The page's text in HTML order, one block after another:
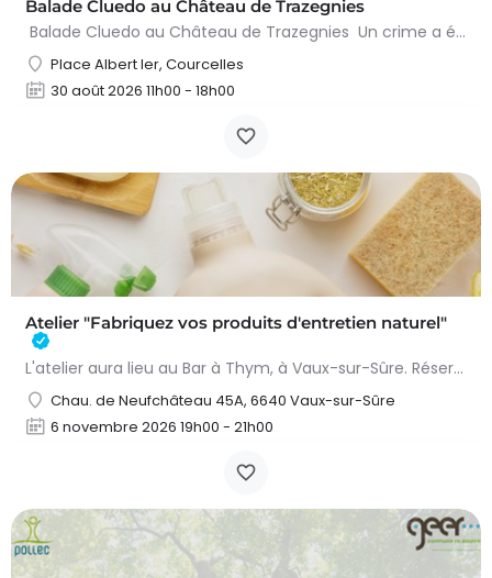
Balade Cluedo au Château de Trazegnies
Balade Cluedo au Château de Trazegnies Un crime a été commis au Château de Trazegnies… À vous de résoudre…
Place Albert Ier, Courcelles
30 août 2026 11h00 - 18h00
Atelier "Fabriquez vos produits d'entretien naturel"
L'atelier aura lieu au Bar à Thym, à Vaux-sur-Sûre. Réservation :
Chau. de Neufchâteau 45A, 6640 Vaux-sur-Sûre
6 novembre 2026 19h00 - 21h00